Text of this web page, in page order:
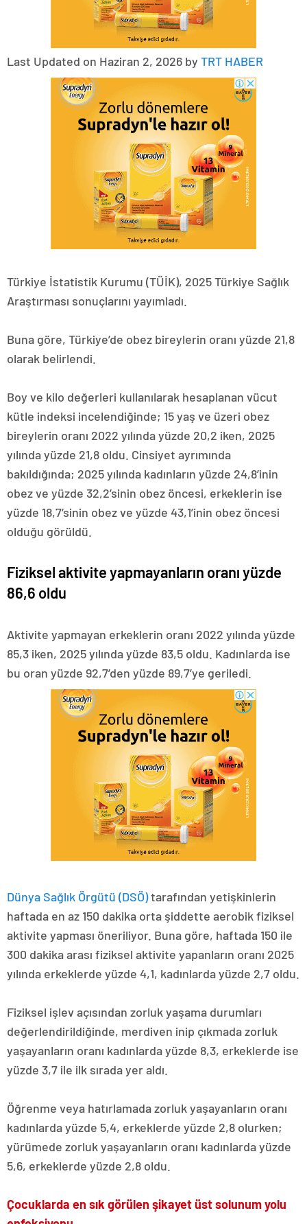
Last Updated on Haziran 2, 2026 by TRT HABER
Türkiye İstatistik Kurumu (TÜİK), 2025 Türkiye Sağlık
Araştırması sonuçlarını yayımladı.
Buna göre, Türkiye’de obez bireylerin oranı yüzde 21,8
olarak belirlendi.
Boy ve kilo değerleri kullanılarak hesaplanan vücut
kütle indeksi incelendiğinde; 15 yaş ve üzeri obez
bireylerin oranı 2022 yılında yüzde 20,2 iken, 2025
yılında yüzde 21,8 oldu. Cinsiyet ayrımında
bakıldığında; 2025 yılında kadınların yüzde 24,8’inin
obez ve yüzde 32,2’sinin obez öncesi, erkeklerin ise
yüzde 18,7’sinin obez ve yüzde 43,1’inin obez öncesi
olduğu görüldü.
Fiziksel aktivite yapmayanların oranı yüzde
86,6 oldu
Aktivite yapmayan erkeklerin oranı 2022 yılında yüzde
85,3 iken, 2025 yılında yüzde 83,5 oldu. Kadınlarda ise
bu oran yüzde 92,7’den yüzde 89,7’ye geriledi.
Dünya Sağlık Örgütü (DSÖ)tarafından yetişkinlerin
haftada en az 150 dakika orta şiddette aerobik fiziksel
aktivite yapması öneriliyor. Buna göre, haftada 150 ile
300 dakika arası fiziksel aktivite yapanların oranı 2025
yılında erkeklerde yüzde 4,1, kadınlarda yüzde 2,7 oldu.
Fiziksel işlev açısından zorluk yaşama durumları
değerlendirildiğinde, merdiven inip çıkmada zorluk
yaşayanların oranı kadınlarda yüzde 8,3, erkeklerde ise
yüzde 3,7 ile ilk sırada yer aldı.
Öğrenme veya hatırlamada zorluk yaşayanların oranı
kadınlarda yüzde 5,4, erkeklerde yüzde 2,8 olurken;
yürümede zorluk yaşayanların oranı kadınlarda yüzde
5,6, erkeklerde yüzde 2,8 oldu.
Çocuklarda en sık görülen şikayet üst solunum yolu